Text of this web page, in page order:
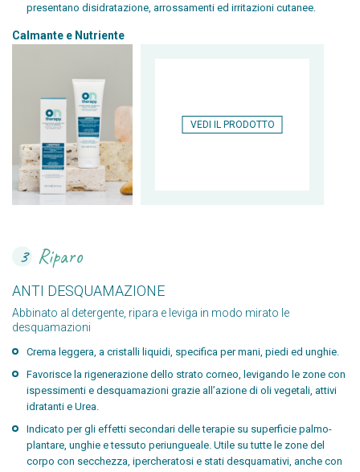
presentano disidratazione, arrossamenti ed irritazioni cutanee.
Calmante e Nutriente
VEDI IL PRODOTTO
3 Riparo
ANTI DESQUAMAZIONE
Abbinato al detergente, ripara e leviga in modo mirato le
desquamazioni
Crema leggera, a cristalli liquidi, specifica per mani, piedi ed unghie.
Favorisce la rigenerazione dello strato corneo, levigando le zone con
ispessimenti e desquamazioni grazie allʼazione di oli vegetali, attivi
idratanti e Urea.
Indicato per gli effetti secondari delle terapie su superficie palmo-
plantare, unghie e tessuto periungueale. Utile su tutte le zone del
corpo con secchezza, ipercheratosi e stati desquamativi, anche con